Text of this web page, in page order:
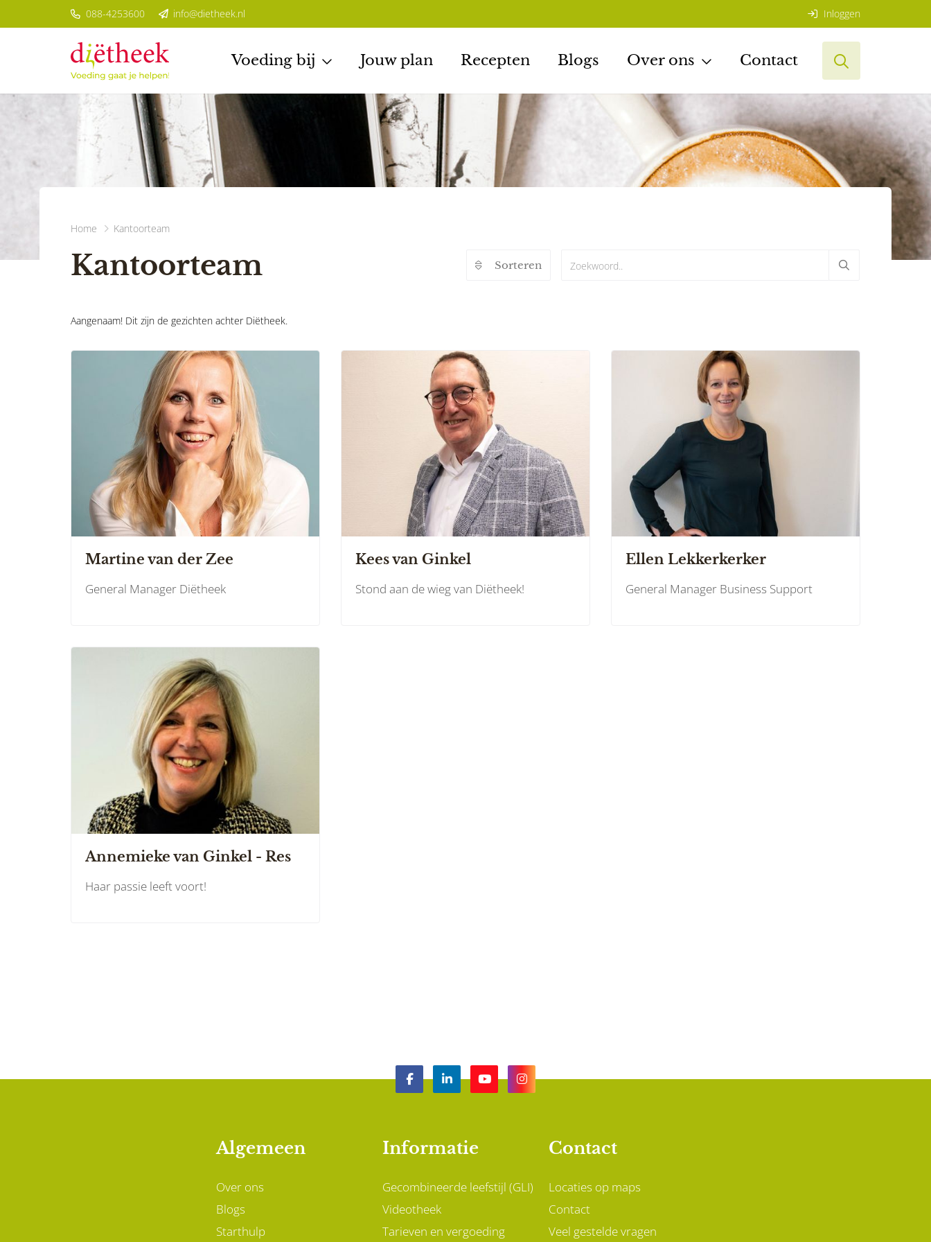
Home Kantoorteam
Kantoorteam Sorteren
Aangenaam! Dit zijn de gezichten achter Diëtheek.
Martine van der Zee
General Manager Diëtheek
Kees van Ginkel
Stond aan de wieg van Diëtheek!
Ellen Lekkerkerker
General Manager Business Support
Annemieke van Ginkel - Res
Haar passie leeft voort!
088-4253600 info@dietheek.nl Inloggen
Voeding bij Jouw plan Recepten Blogs Over ons Contact
Algemeen
Over ons
Blogs
Starthulp
Informatie
Gecombineerde leefstijl (GLI)
Videotheek
Tarieven en vergoeding
Contact
Locaties op maps
Contact
Veel gestelde vragen